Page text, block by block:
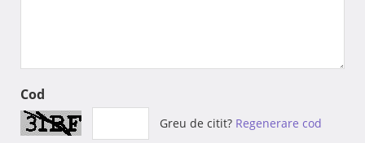
Cod
Greu de citit? Regenerare cod